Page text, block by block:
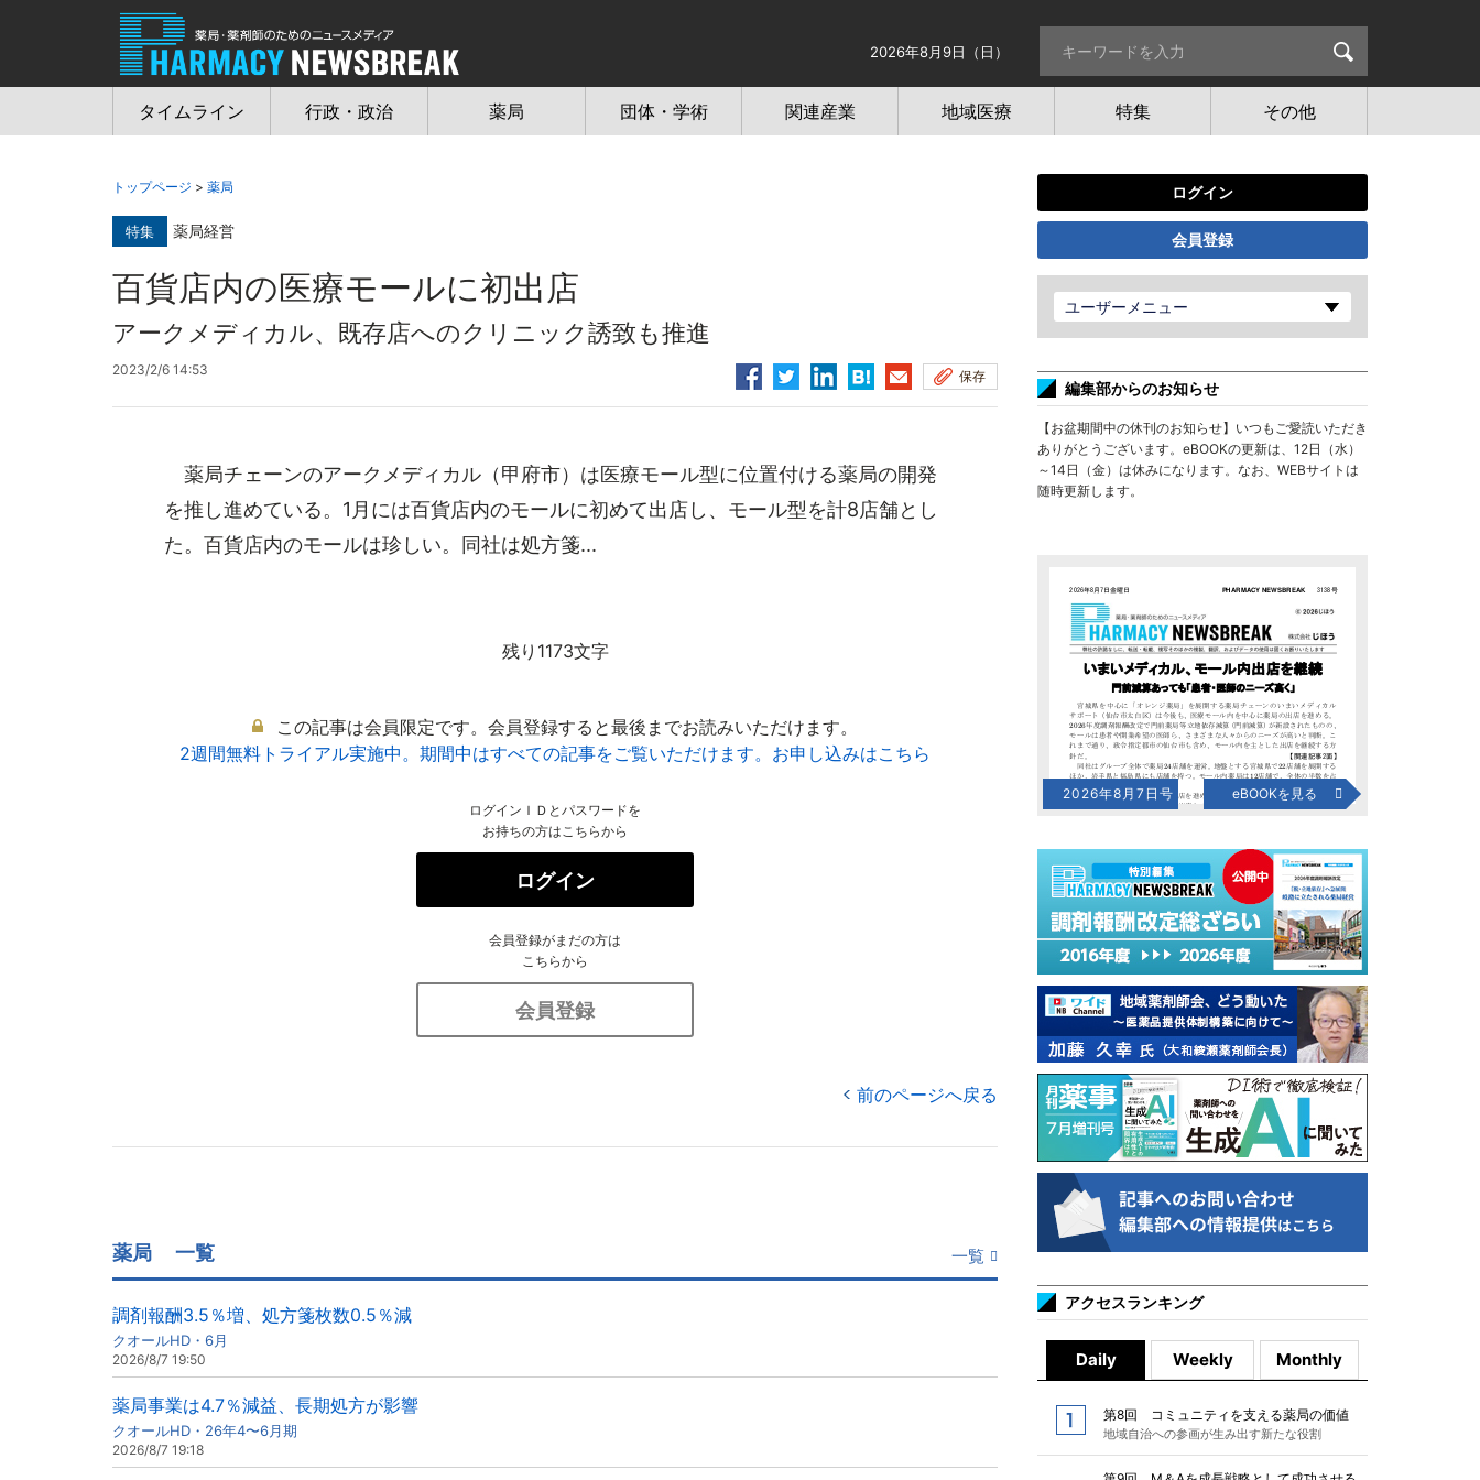
2026年8月9日（日）
タイムライン 行政・政治 薬局 団体・学術 関連産業 地域医療 特集 その他
トップページ > 薬局
特集 薬局経営
百貨店内の医療モールに初出店
アークメディカル、既存店へのクリニック誘致も推進
2023/2/6 14:53 保存
薬局チェーンのアークメディカル（甲府市）は医療モール型に位置付ける薬局の開発
を推し進めている。1月には百貨店内のモールに初めて出店し、モール型を計8店舗とし
た。百貨店内のモールは珍しい。同社は処方箋...
残り1173文字
この記事は会員限定です。会員登録すると最後までお読みいただけます。
2週間無料トライアル実施中。期間中はすべての記事をご覧いただけます。お申し込みはこちら
ログインＩＤとパスワードを
お持ちの方はこちらから
ログイン
会員登録がまだの方は
こちらから
会員登録
前のページへ戻る
薬局 一覧 一覧
調剤報酬3.5％増、処方箋枚数0.5％減
クオールHD・6月
2026/8/7 19:50
薬局事業は4.7％減益、長期処方が影響
クオールHD・26年4〜6月期
2026/8/7 19:18
ログイン
会員登録
ユーザーメニュー
編集部からのお知らせ
【お盆期間中の休刊のお知らせ】いつもご愛読いただき
ありがとうございます。eBOOKの更新は、12日（水）
～14日（金）は休みになります。なお、WEBサイトは
随時更新します。
2026年8月7日号 eBOOKを見る
アクセスランキング
Daily Weekly Monthly
第8回 コミュニティを支える薬局の価値
地域自治への参画が生み出す新たな役割